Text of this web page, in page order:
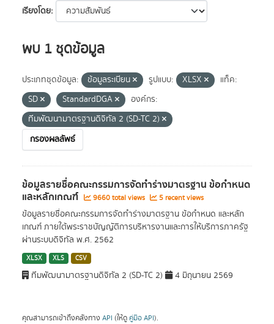
เรียงโดย
พบ 1 ชุดข้อมูล
ประเภทชุดข้อมูล: ข้อมูลระเบียน รูปแบบ: XLSX
แท็ค:
SD
StandardDGA
องค์กร:
ทีมพัฒนามาตรฐานดิจิทัล 2 (SD-TC 2)
กรองผลลัพธ์
ข้อมูลรายชื่อคณะกรรมการจัดทำร่างมาตรฐาน ข้อกำหนด
และหลักเกณฑ์ 9660 total views 5 recent views
ข้อมูลรายชื่อคณะกรรมการจัดทำร่างมาตรฐาน ข้อกำหนด และหลัก
เกณฑ์ ภายใต้พระราชบัญญัติการบริหารงานและการให้บริการภาครัฐ
ผ่านระบบดิจิทัล พ.ศ. 2562
XLSX XLS CSV
ทีมพัฒนามาตรฐานดิจิทัล 2 (SD-TC 2) 4 มิถุนายน 2569
คุณสามารถเข้าถึงคลังทาง API (ให้ดู คู่มือ API).